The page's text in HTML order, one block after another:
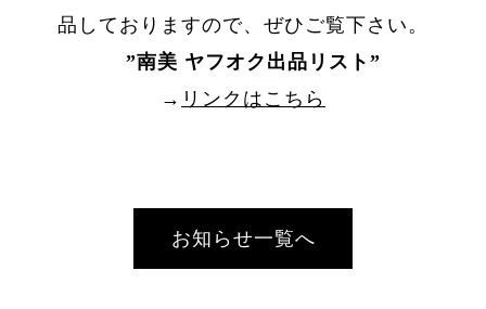
品しておりますので、ぜひご覧下さい。
”南美 ヤフオク出品リスト ”
→ リンクはこちら
お知らせ一覧へ